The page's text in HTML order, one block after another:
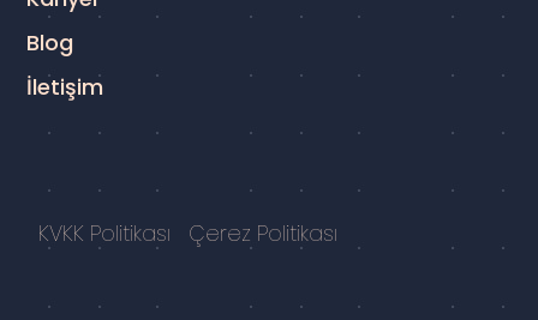
Blog
İletişim
KVKK Politikası Çerez Politikası